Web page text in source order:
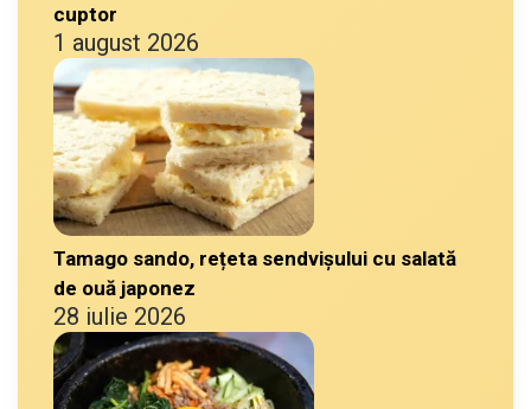
cuptor
1 august 2026
Tamago sando, rețeta sendvișului cu salată
de ouă japonez
28 iulie 2026